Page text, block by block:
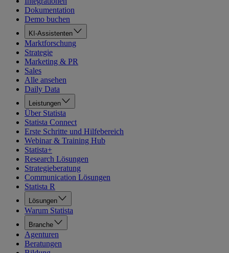
Dokumentation
Demo buchen
KI-Assistenten
Marktforschung
Strategie
Marketing & PR
Sales
Alle ansehen
Daily Data
Leistungen
Über Statista
Statista Connect
Erste Schritte und Hilfebereich
Webinar & Training Hub
Statista+
Research Lösungen
Strategieberatung
Communication Lösungen
Statista R
Lösungen
Warum Statista
Branche
Agenturen
Beratungen